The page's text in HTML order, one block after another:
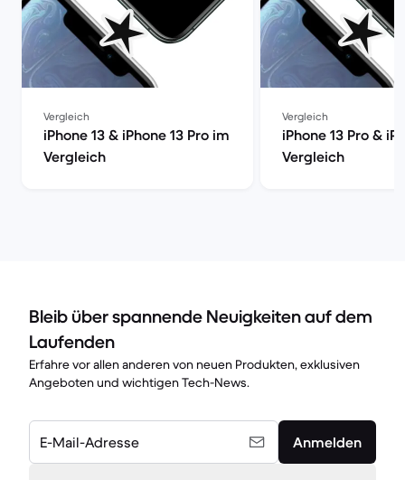
Vergleich
iPhone 13 & iPhone 13 Pro im
Vergleich
Vergleich
iPhone 13 Pro &
Vergleich
Bleib über spannende Neuigkeiten auf dem
Laufenden
Erfahre vor allen anderen von neuen Produkten, exklusiven
Angeboten und wichtigen Tech-News.
E-Mail-Adresse Anmelden